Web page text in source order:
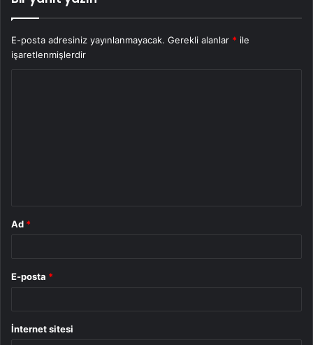
E-posta adresiniz yayınlanmayacak. Gerekli alanlar * ile
işaretlenmişlerdir
Ad *
E-posta *
İnternet sitesi